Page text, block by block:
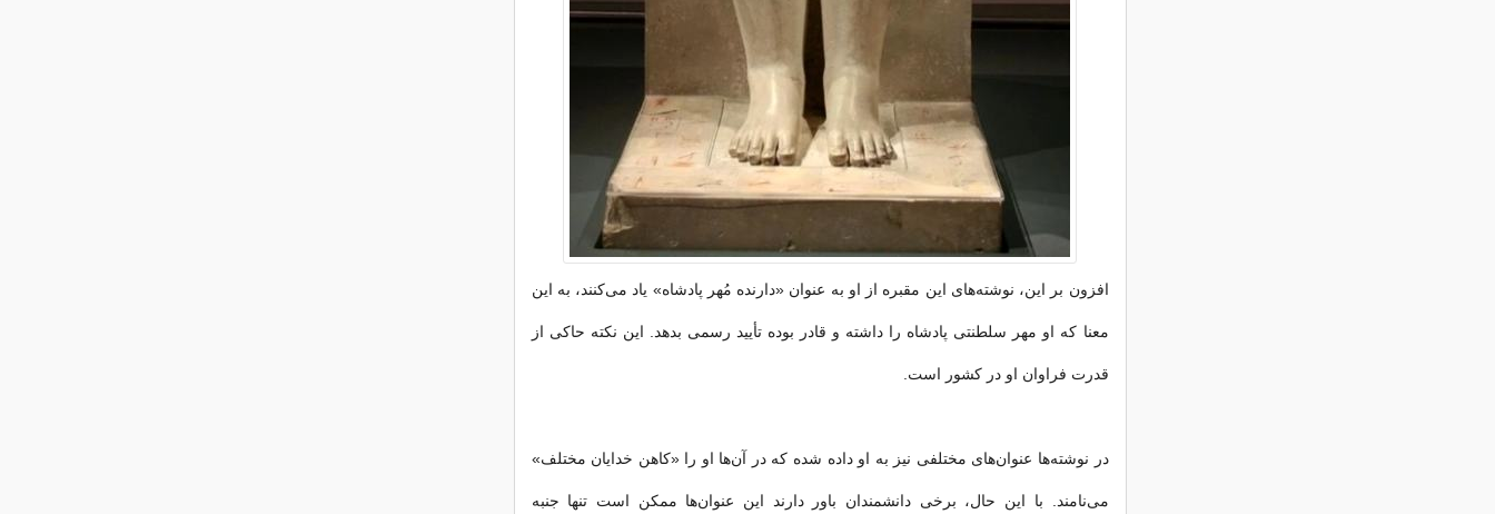
افزون بر این، نوشته‌های این مقبره از او به عنوان «دارنده مُهر پادشاه» یاد می‌کنند، به این
معنا که او مهر سلطنتی پادشاه را داشته و قادر بوده تأیید رسمی بدهد. این نکته حاکی از
قدرت فراوان او در کشور است.
در نوشته‌ها عنوان‌های مختلفی نیز به او داده شده که در آن‌ها او را «کاهن خدایان مختلف»
می‌نامند. با این حال، برخی دانشمندان باور دارند این عنوان‌ها ممکن است تنها جنبه